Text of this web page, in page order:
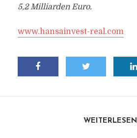
5,2 Milliarden Euro.
www.hansainvest-real.com
WEITERLESEN